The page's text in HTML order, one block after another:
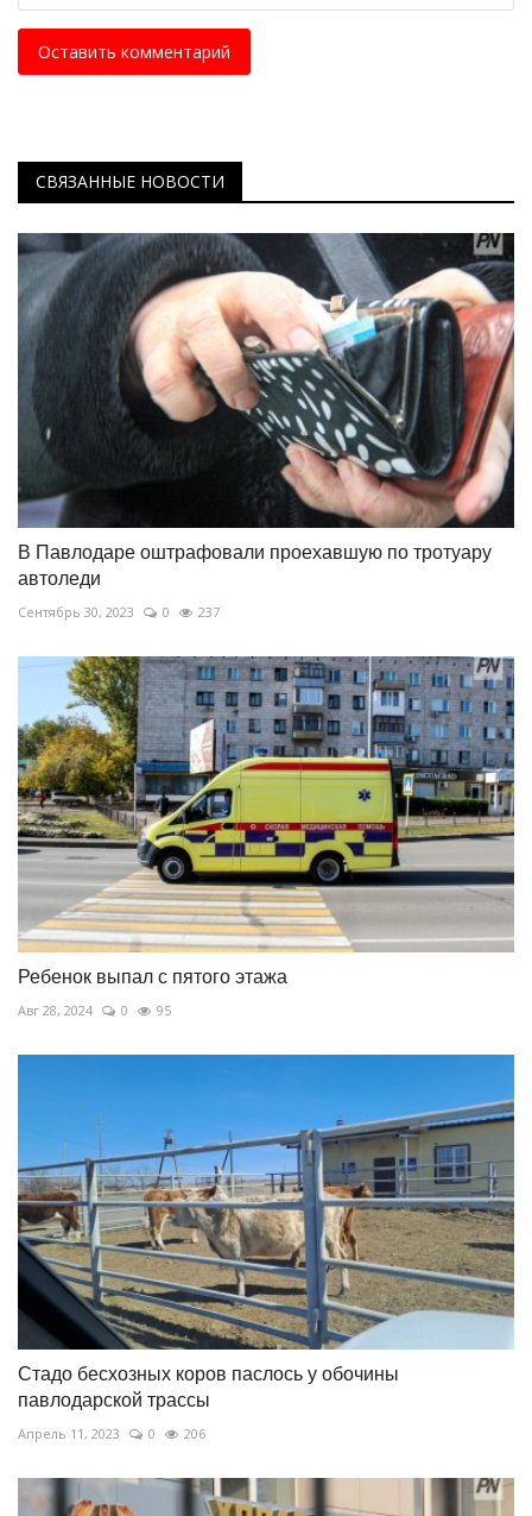
Оставить комментарий
СВЯЗАННЫЕ НОВОСТИ
В Павлодаре оштрафовали проехавшую по тротуару
автоледи
Сентябрь 30, 2023 0 237
Ребенок выпал с пятого этажа
Авг 28, 2024 0 95
Стадо бесхозных коров паслось у обочины
павлодарской трассы
Апрель 11, 2023 0 206